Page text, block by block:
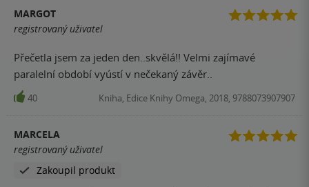
MARGOT
registrovaný uživatel
Přečetla jsem za jeden den..skvělá!! Velmi zajímavé
paralelní období vyústí v nečekaný závěr..
40 Kniha, Edice Knihy Omega, 2018, 9788073907907
MARCELA
registrovaný uživatel
Zakoupil produkt